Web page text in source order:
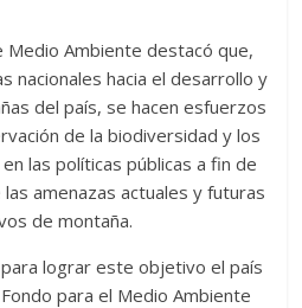
Medio Ambiente destacó que,
nacionales hacia el desarrollo y
del país, se hacen esfuerzos
de la biodiversidad y los
las políticas públicas a fin de
amenazas actuales y futuras
de montaña.
lograr este objetivo el país
para el Medio Ambiente